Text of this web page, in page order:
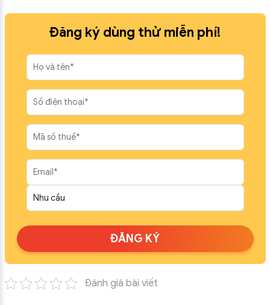
Đăng ký dùng thử miễn phí!
ĐĂNG KÝ
Đánh giá bài viết